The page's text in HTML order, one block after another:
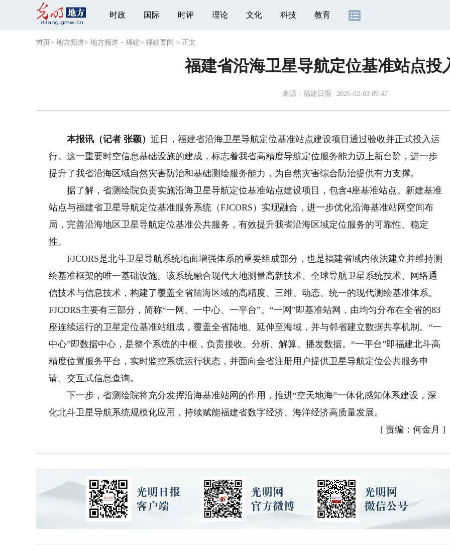
时政 国际 时评 理论 文化 科技 教育
首页 > 地方频道> 地方频道－福建> 福建要闻 > 正文
福建省沿海卫星导航定位基准站点投
来源： 福建日报 2026-02-03 09:47
本报讯（记者 张颖）近日，福建省沿海卫星导航定位基准站点建设项目通过验收并正式投入运
行。这一重要时空信息基础设施的建成，标志着我省高精度导航定位服务能力迈上新台阶，进一步
提升了我省沿海区域自然灾害防治和基础测绘服务能力，为自然灾害综合防治提供有力支撑。
据了解，省测绘院负责实施沿海卫星导航定位基准站点建设项目，包含4座基准站点。新建基准
站点与福建省卫星导航定位基准服务系统（FJCORS）实现融合，进一步优化沿海基准站网空间布
局，完善沿海地区卫星导航定位基准公共服务，有效提升我省沿海区域定位服务的可靠性、稳定
性。
FJCORS是北斗卫星导航系统地面增强体系的重要组成部分，也是福建省域内依法建立并维持测
绘基准框架的唯一基础设施。该系统融合现代大地测量高新技术、全球导航卫星系统技术、网络通
信技术与信息技术，构建了覆盖全省陆海区域的高精度、三维、动态、统一的现代测绘基准体系。
FJCORS主要有三部分，简称“一网、一中心、一平台”。“一网”即基准站网，由均匀分布在全省的83
座连续运行的卫星定位基准站组成，覆盖全省陆地、延伸至海域，并与邻省建立数据共享机制。“一
中心”即数据中心，是整个系统的中枢，负责接收、分析、解算、播发数据。“一平台”即福建北斗高
精度位置服务平台，实时监控系统运行状态，并面向全省注册用户提供卫星导航定位公共服务申
请、交互式信息查询。
下一步，省测绘院将充分发挥沿海基准站网的作用，推进“空天地海”一体化感知体系建设，深
化北斗卫星导航系统规模化应用，持续赋能福建省数字经济、海洋经济高质量发展。
[ 责编：何金月 ]